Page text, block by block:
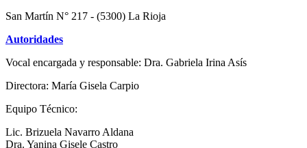
San Martín N° 217 - (5300) La Rioja
Autoridades
Vocal encargada y responsable: Dra. Gabriela Irina Asís
Directora: María Gisela Carpio
Equipo Técnico:
Lic. Brizuela Navarro Aldana
Dra. Yanina Gisele Castro